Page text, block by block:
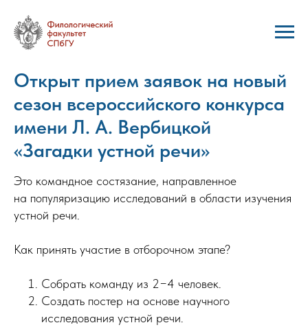
Открыт прием заявок на новый
сезон всероссийского конкурса
имени Л. А. Вербицкой
«Загадки устной речи»
Это командное состязание, направленное
на популяризацию исследований в области изучения
устной речи.
Как принять участие в отборочном этапе?
Собрать команду из 2−4 человек.
Создать постер на основе научного
исследования устной речи.